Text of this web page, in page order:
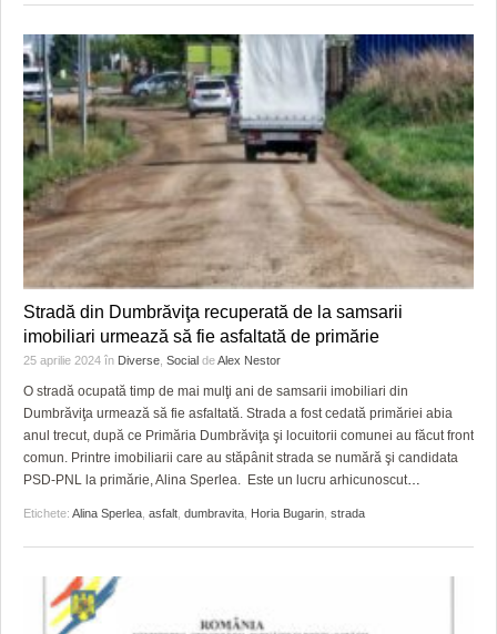
Stradă din Dumbrăviţa recuperată de la samsarii
imobiliari urmează să fie asfaltată de primărie
25 aprilie 2024 în Diverse Social deAlex Nestor
O stradă ocupată timp de mai mulţi ani de samsarii imobiliari din
Dumbrăviţa urmează să fie asfaltată. Strada a fost cedată primăriei abia
anul trecut, după ce Primăria Dumbrăviţa şi locuitorii comunei au făcut front
comun. Printre imobiliarii care au stăpânit strada se numără şi candidata
PSD-PNL la primărie, Alina Sperlea. Este un lucru arhicunoscut
Etichete: Alina Sperlea asfalt dumbravita Horia Bugarin strada